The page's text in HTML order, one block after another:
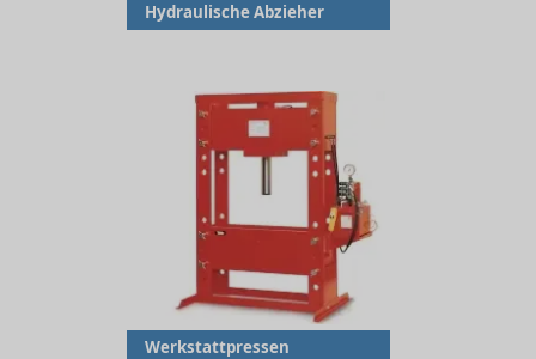
Hydraulische Abzieher
Werkstattpressen